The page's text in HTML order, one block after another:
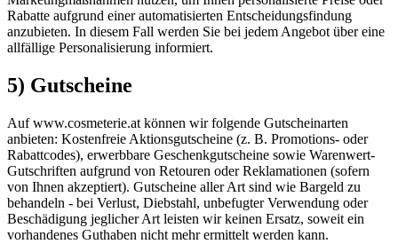
Rabatte aufgrund einer automatisierten Entscheidungsfindung
anzubieten. In diesem Fall werden Sie bei jedem Angebot über eine
allfällige Personalisierung informiert.
5) Gutscheine
Auf www.cosmeterie.at können wir folgende Gutscheinarten
anbieten: Kostenfreie Aktionsgutscheine (z. B. Promotions- oder
Rabattcodes), erwerbbare Geschenkgutscheine sowie Warenwert-
Gutschriften aufgrund von Retouren oder Reklamationen (sofern
von Ihnen akzeptiert). Gutscheine aller Art sind wie Bargeld zu
behandeln - bei Verlust, Diebstahl, unbefugter Verwendung oder
Beschädigung jeglicher Art leisten wir keinen Ersatz, soweit ein
vorhandenes Guthaben nicht mehr ermittelt werden kann.